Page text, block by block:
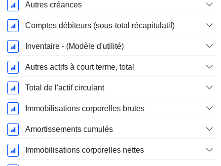
Autres créances
Comptes débiteurs (sous-total récapitulatif)
Inventaire - (Modèle d'utilité)
Autres actifs à court terme, total
Total de l'actif circulant
Immobilisations corporelles brutes
Amortissements cumulés
Immobilisations corporelles nettes